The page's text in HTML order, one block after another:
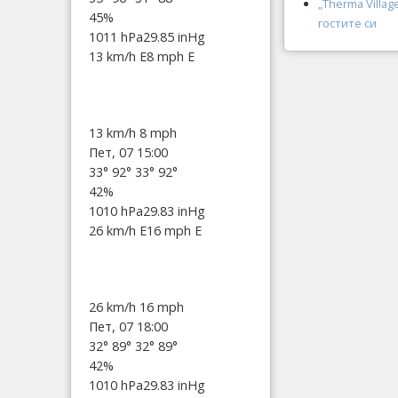
„Therma
гостите си
45%
1011 hPa29.85 inHg
13 km/h E8 mph E
13 km/h 8 mph
Пет, 07 15:00
33° 92° 33° 92°
42%
1010 hPa29.83 inHg
26 km/h E16 mph E
26 km/h 16 mph
Пет, 07 18:00
32° 89° 32° 89°
42%
1010 hPa29.83 inHg